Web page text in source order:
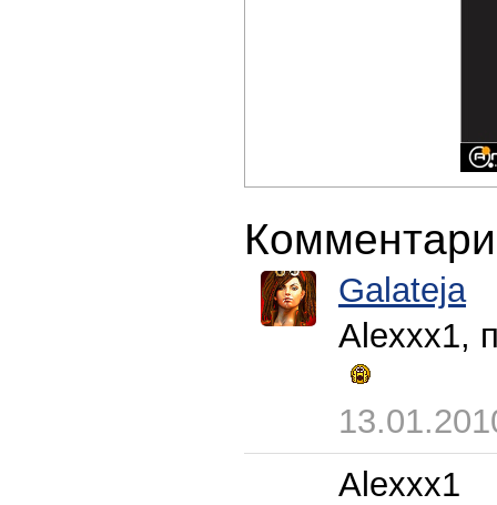
Galateja
Alexxx1,
Alexxx1